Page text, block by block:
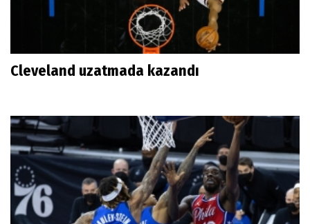
Cleveland uzatmada kazandı